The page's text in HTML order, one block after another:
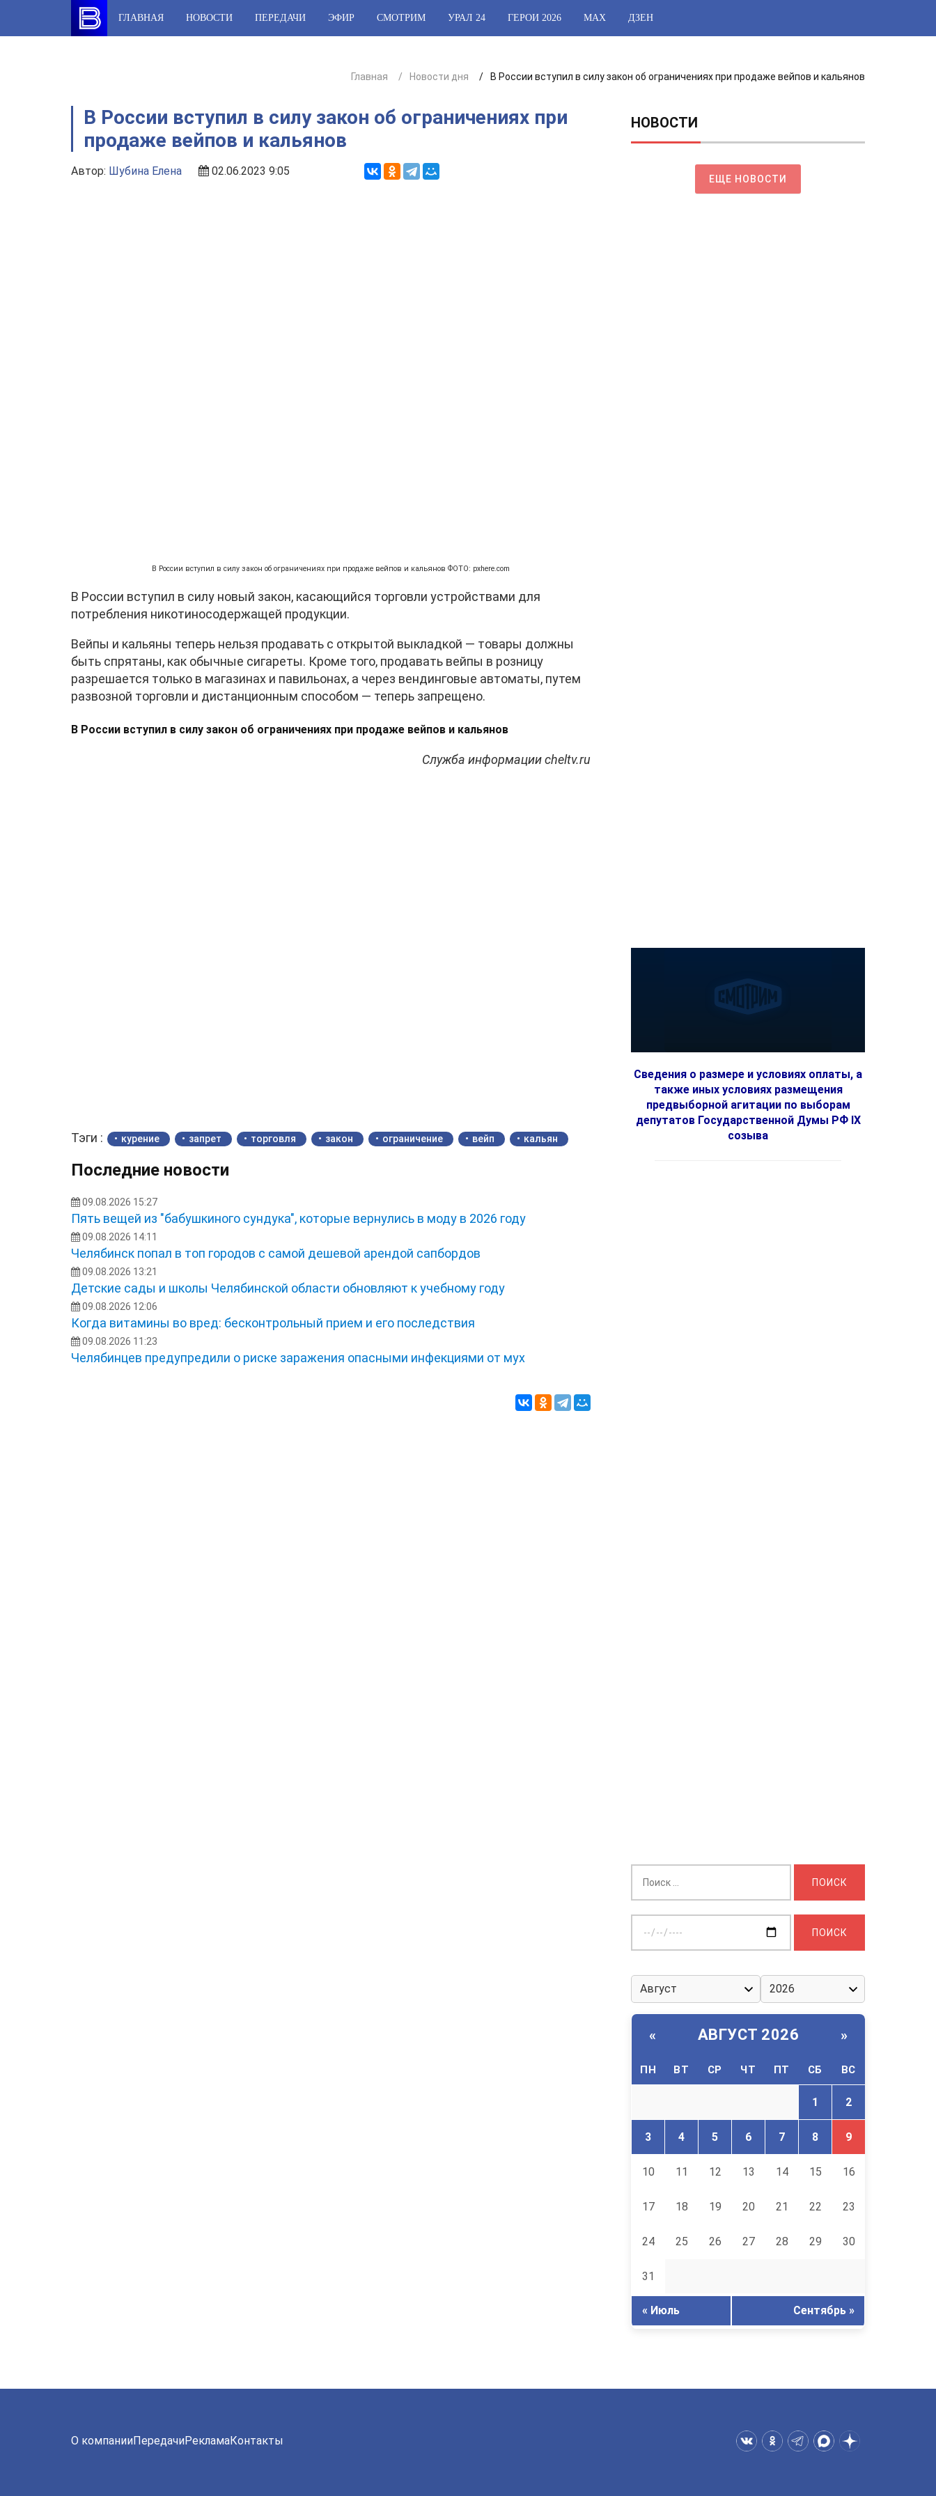
content
ГЛАВНАЯ НОВОСТИ ПЕРЕДАЧИ ЭФИР СМОТРИМ УРАЛ 24 ГЕРОИ 2026 МАХ ДЗЕН
Главная Новости дня В России вступил в силу закон об ограничениях при продаже вейпов и кальянов
В России вступил в силу закон об ограничениях при
продаже вейпов и кальянов
Автор: Шубина Елена 02.06.2023 9:05
В России вступил в силу закон об ограничениях при продаже вейпов и кальянов ФОТО: pxhere.com
В России вступил в силу новый закон, касающийся торговли устройствами для
потребления никотиносодержащей продукции.
Вейпы и кальяны теперь нельзя продавать с открытой выкладкой — товары должны
быть спрятаны, как обычные сигареты. Кроме того, продавать вейпы в розницу
разрешается только в магазинах и павильонах, а через вендинговые автоматы, путем
развозной торговли и дистанционным способом — теперь запрещено.
В России вступил в силу закон об ограничениях при продаже вейпов и кальянов
Служба информации cheltv.ru
Тэги : курение запрет торговля закон ограничение вейп кальян
Последние новости
09.08.2026 15:27
Пять вещей из "бабушкиного сундука", которые вернулись в моду в 2026 году
09.08.2026 14:11
Челябинск попал в топ городов с самой дешевой арендой сапбордов
09.08.2026 13:21
Детские сады и школы Челябинской области обновляют к учебному году
09.08.2026 12:06
Когда витамины во вред: бесконтрольный прием и его последствия
09.08.2026 11:23
Челябинцев предупредили о риске заражения опасными инфекциями от мух
НОВОСТИ
ЕЩЕ НОВОСТИ
Сведения о размере и условиях оплаты, а
также иных условиях размещения
предвыборной агитации по выборам
депутатов Государственной Думы РФ IX
созыва
дату:
« АВГУСТ 2026 »
ПН ВТ СР ЧТ ПТ СБ ВС
1 2
3 4 5 6 7 8 9
10 11 12 13 14 15 16
17 18 19 20 21 22 23
24 25 26 27 28 29 30
31
« Июль Сентябрь »
О компанииПередачиРекламаКонтакты